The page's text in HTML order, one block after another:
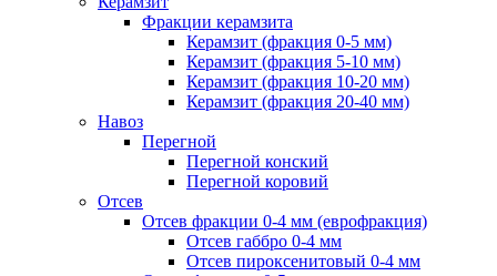
Фракции керамзита
Керамзит (фракция 0-5 мм)
Керамзит (фракция 5-10 мм)
Керамзит (фракция 10-20 мм)
Керамзит (фракция 20-40 мм)
Навоз
Перегной
Перегной конский
Перегной коровий
Отсев
Отсев фракции 0-4 мм (еврофракция)
Отсев габбро 0-4 мм
Отсев пироксенитовый 0-4 мм